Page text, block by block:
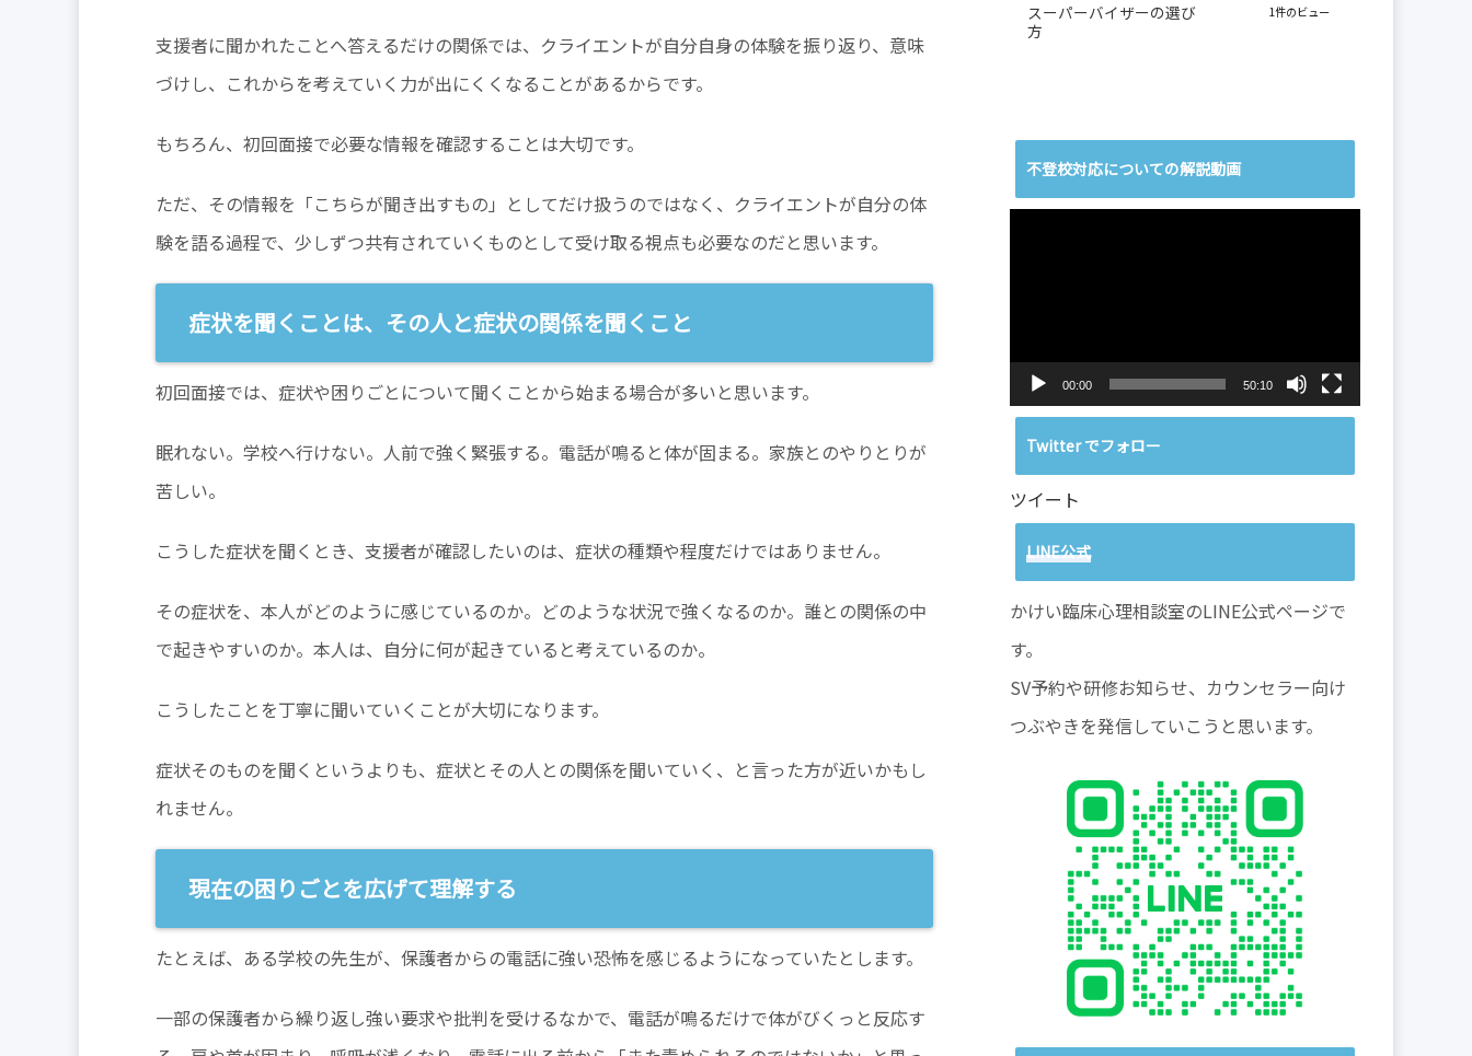
支援者に聞かれたことへ答えるだけの関係では、クライエントが自分自身の体験を振り返り、意味
づけし、これからを考えていく力が出にくくなることがあるからです。
もちろん、初回面接で必要な情報を確認することは大切です。
ただ、その情報を「こちらが聞き出すもの」としてだけ扱うのではなく、クライエントが自分の体
験を語る過程で、少しずつ共有されていくものとして受け取る視点も必要なのだと思います。
症状を聞くことは、その人と症状の関係を聞くこと
初回面接では、症状や困りごとについて聞くことから始まる場合が多いと思います。
眠れない。学校へ行けない。人前で強く緊張する。電話が鳴ると体が固まる。家族とのやりとりが
苦しい。
こうした症状を聞くとき、支援者が確認したいのは、症状の種類や程度だけではありません。
その症状を、本人がどのように感じているのか。どのような状況で強くなるのか。誰との関係の中
で起きやすいのか。本人は、自分に何が起きていると考えているのか。
こうしたことを丁寧に聞いていくことが大切になります。
症状そのものを聞くというよりも、症状とその人との関係を聞いていく、と言った方が近いかもし
れません。
現在の困りごとを広げて理解する
たとえば、ある学校の先生が、保護者からの電話に強い恐怖を感じるようになっていたとします。
一部の保護者から繰り返し強い要求や批判を受けるなかで、電話が鳴るだけで体がびくっと反応す
スーパーバイザーの選び
方
1件のビュー
不登校対応についての解説動画
00:00 50:10
Twitter でフォロー
ツイート
LINE公式
かけい臨床心理相談室のLINE公式ページで
す。
SV予約や研修お知らせ、カウンセラー向け
つぶやきを発信していこうと思います。